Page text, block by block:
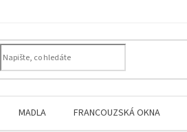
MADLA FRANCOUZSKÁ OKNA